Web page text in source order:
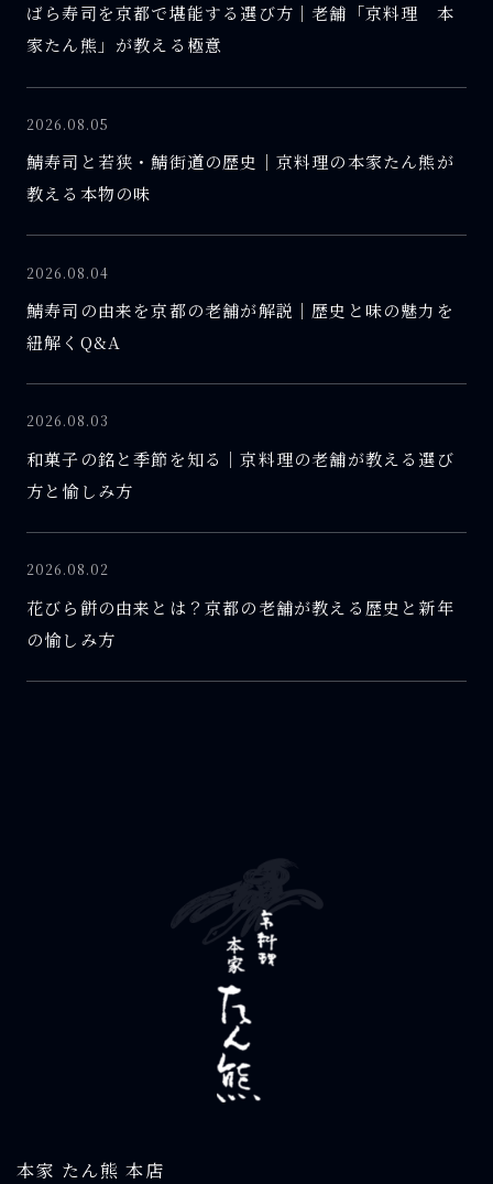
ばら寿司を京都で堪能する選び方｜老舗「京料理 本
家たん熊」が教える極意
2026.08.05
鯖寿司と若狭・鯖街道の歴史｜京料理の本家たん熊が
教える本物の味
2026.08.04
鯖寿司の由来を京都の老舗が解説｜歴史と味の魅力を
紐解くQ&A
2026.08.03
和菓子の銘と季節を知る｜京料理の老舗が教える選び
方と愉しみ方
2026.08.02
花びら餅の由来とは？京都の老舗が教える歴史と新年
の愉しみ方
本家 たん熊 本店